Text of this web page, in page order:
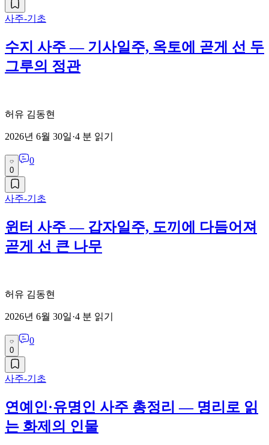
사주-기초
수지 사주 — 기사일주, 옥토에 곧게 선 두
그루의 정관
허유 김동현
2026년 6월 30일·4 분 읽기
0
0
사주-기초
윈터 사주 — 갑자일주, 도끼에 다듬어져
곧게 선 큰 나무
허유 김동현
2026년 6월 30일·4 분 읽기
0
0
사주-기초
연예인·유명인 사주 총정리 — 명리로 읽
는 화제의 인물